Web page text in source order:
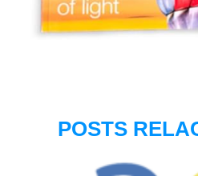
POSTS